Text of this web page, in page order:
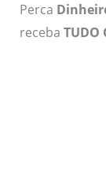
Perca
receba TUDO